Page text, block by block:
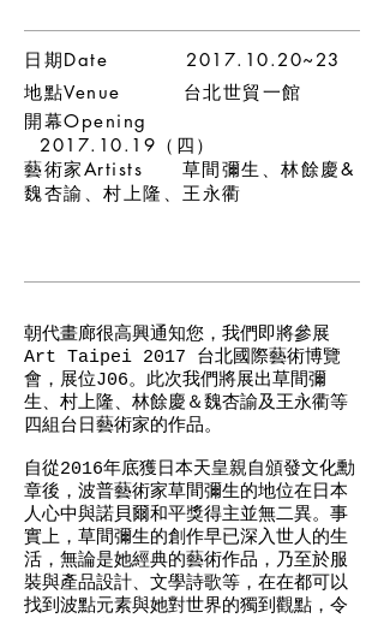
日期Date 2017.10.20~23
地點Venue 台北世貿一館
開幕Opening
2017.10.19 （四）
藝術家Artists 草間彌生、林餘慶&
魏杏諭、村上隆、王永衢
朝代畫廊很高興通知您，我們即將參展
Art Taipei 2017 台北國際藝術博覽
會，展位J06。此次我們將展出草間彌
生、村上隆、林餘慶＆魏杏諭及王永衢等
四組台日藝術家的作品。
自從2016年底獲日本天皇親自頒發文化勳
章後，波普藝術家草間彌生的地位在日本
人心中與諾貝爾和平獎得主並無二異。事
實上，草間彌生的創作早已深入世人的生
活，無論是她經典的藝術作品，乃至於服
裝與產品設計、文學詩歌等，在在都可以
找到波點元素與她對世界的獨到觀點，令